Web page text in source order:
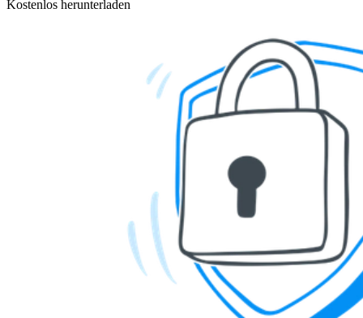
Kostenlos herunterladen